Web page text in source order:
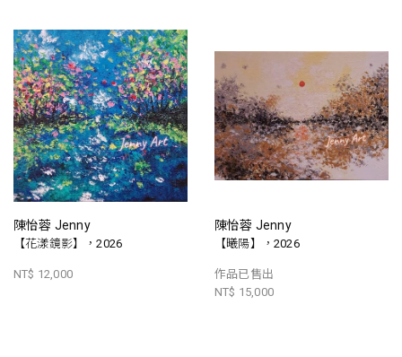
陳怡蓉 Jenny
【花漾鏡影】，2026
NT$ 12,000
陳怡蓉 Jenny
【曦陽】，2026
作品已售出
NT$ 15,000